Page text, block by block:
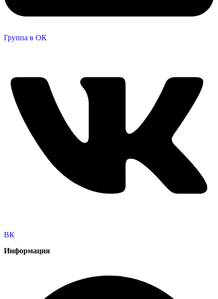
Группа в ОК
ВК
Информация